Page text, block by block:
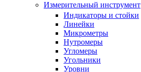
Измерительный инструмент
Индикаторы и стойки
Линейки
Микрометры
Нутромеры
Угломеры
Угольники
Уровни